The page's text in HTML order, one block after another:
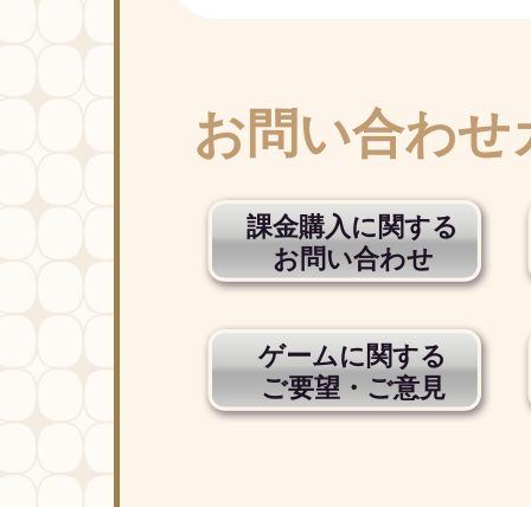
お問い合わせ
課金購入に関する
お問い合わせ
ゲームに関する
ご要望・ご意見